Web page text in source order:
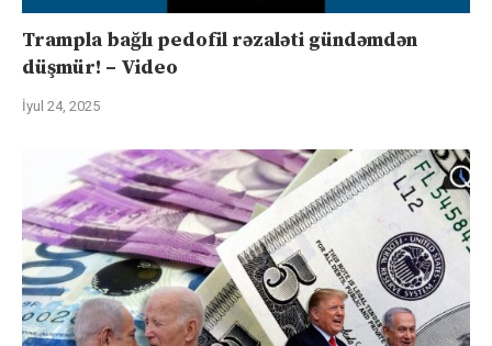
Trampla bağlı pedofil rəzaləti gündəmdən
düşmür! – Video
İyul 24, 2025